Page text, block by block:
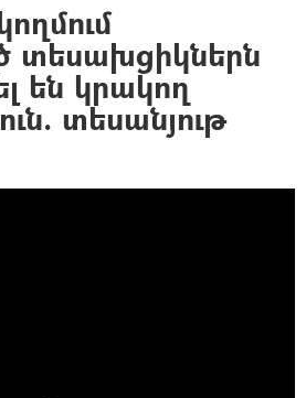
տեսախցիկներն
են կրակող
տեսանյութ